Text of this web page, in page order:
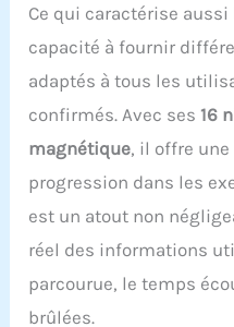
Ce qui caractérise aussi
capacité à fournir
adaptés à tous les
confirmés. Avec ses16
magnétique, il offre
progression dans les
est un atout non
réel des informations
parcourue, le temps
brûlées.